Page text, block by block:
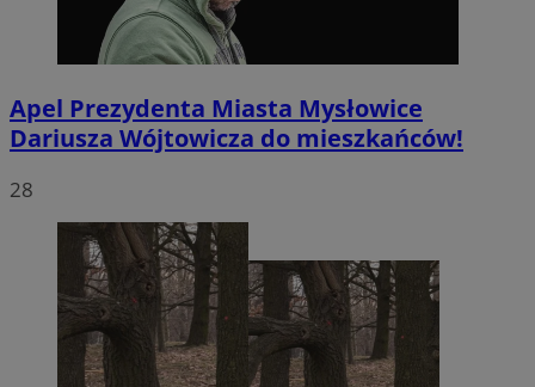
Apel Prezydenta Miasta Mysłowice
Dariusza Wójtowicza do mieszkańców!
28